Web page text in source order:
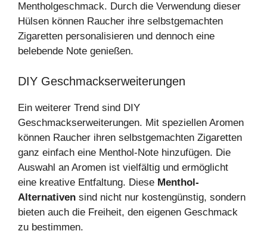
Mentholgeschmack. Durch die Verwendung dieser
Hülsen können Raucher ihre selbstgemachten
Zigaretten personalisieren und dennoch eine
belebende Note genießen.
DIY Geschmackserweiterungen
Ein weiterer Trend sind DIY
Geschmackserweiterungen. Mit speziellen Aromen
können Raucher ihren selbstgemachten Zigaretten
ganz einfach eine Menthol-Note hinzufügen. Die
Auswahl an Aromen ist vielfältig und ermöglicht
eine kreative Entfaltung. Diese Menthol-
Alternativen sind nicht nur kostengünstig, sondern
bieten auch die Freiheit, den eigenen Geschmack
zu bestimmen.